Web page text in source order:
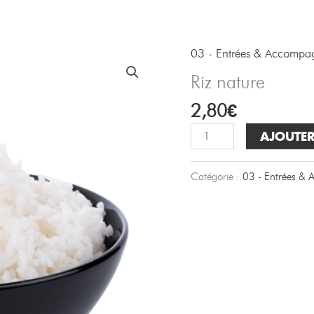
03 - Entrées &
Riz nature
2,80€
quantité
de
Riz
nature
Catégorie : 03 - Entrées &